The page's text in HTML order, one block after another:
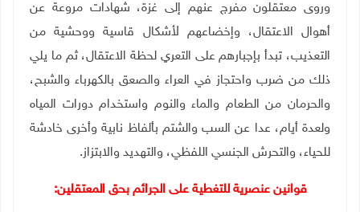
وروى معتقلون مفرج عنهم إلى غزة، شهادات مروعة عن
أهوال الاعتقال، وإخضاعهم لأشكال قاسية ووحشية من
التعذيب، تبدأ بإجبارهم على التعري لحظة الاعتقال، ثم ما يلي
ذلك من ضرب واحتجاز في العراء والصعق بالكهرباء والشبح،
والحرمان من الطعام والماء والنوم واستخدام دورات المياه
ولعدة أيام، عدا عن السب والشتم بألفاظ نابية وأخرى خادشة
للحياء، والتحرش الجنسي اللفظي، والتهديد والابتزاز.
قوانين عنصرية للتغطية على الجرائم بحق المعتقلين: